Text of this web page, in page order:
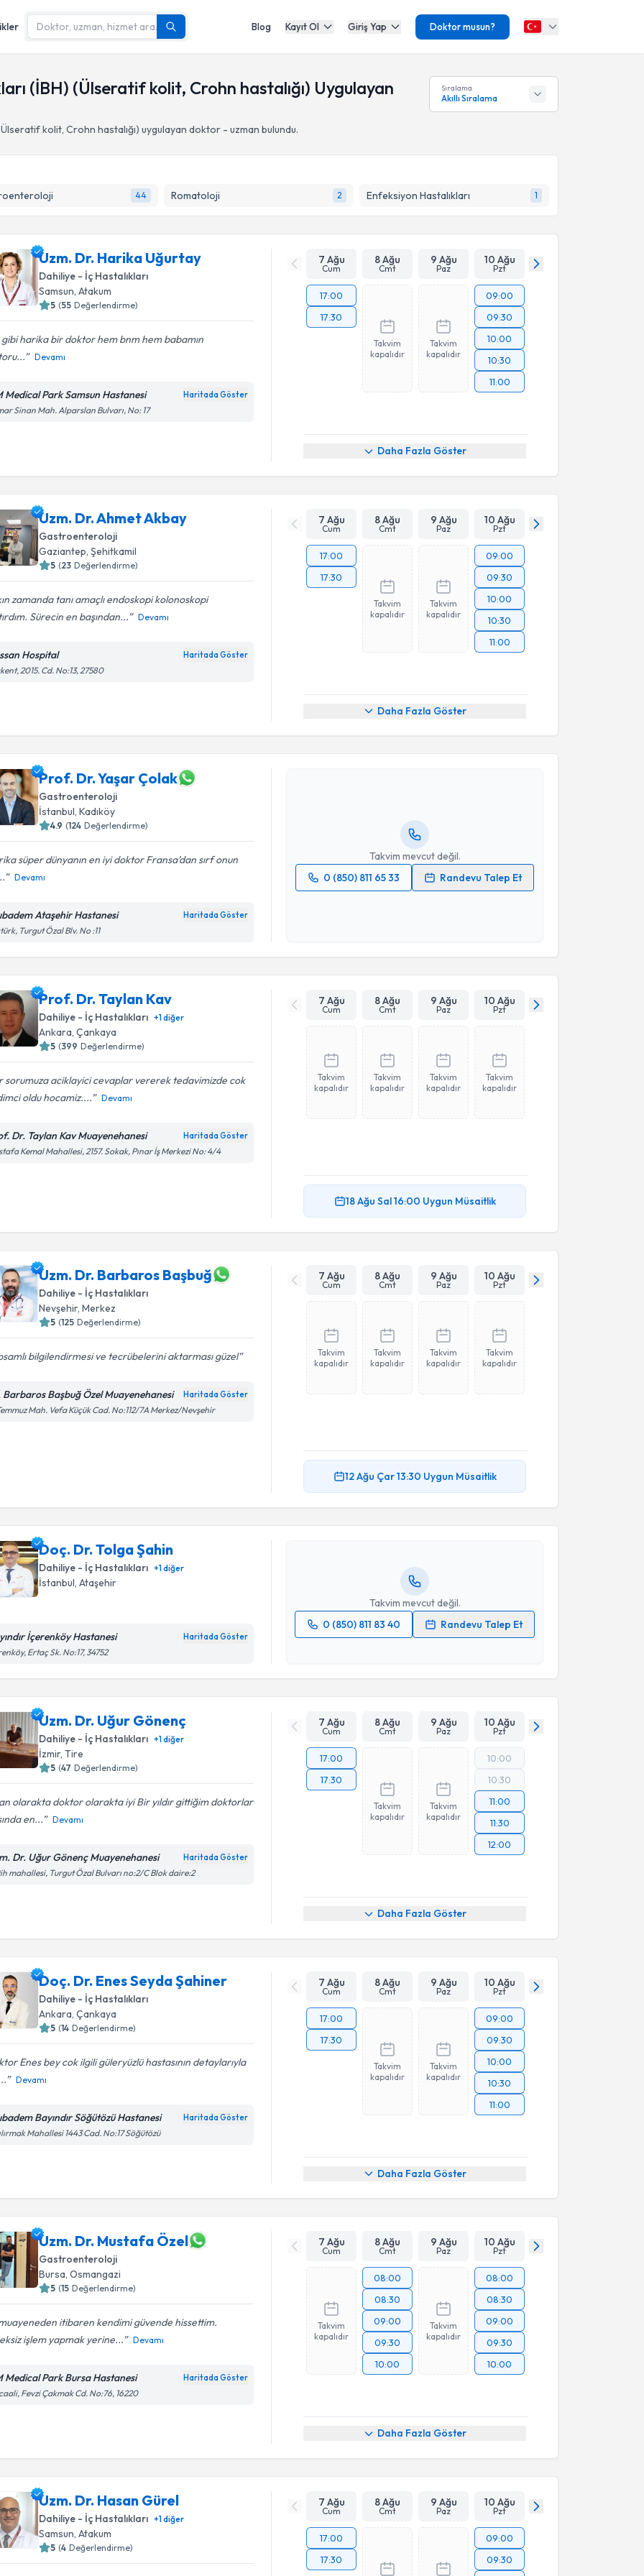
Blog Kayıt Ol Giriş Yap Doktor musun?
(İBH) (Ülseratif kolit, Crohn hastalığı) Uygulayan
kolit, Crohn hastalığı) uygulayan doktor - uzman bulundu.
Sıralama
Akıllı Sıralama
44 Romatoloji 2 Enfeksiyon Hastalıkları 1
Uzm. Dr. Harika Uğurtay
Dahiliye - İç Hastalıkları
Samsun,Atakum
5 (55 Değerlendirme)
gibi harika bir doktor hem bnm hem babamın
Devamı
Medical Park Samsun Hastanesi Haritada Göster
Sinan Mah. Alparslan Bulvarı, No: 17
7 Ağu
Cum
8 Ağu
Cmt
9 Ağu
Paz
10 Ağu
Pzt
17:00
17:30
Takvim
kapalıdır
Takvim
kapalıdır
09:00
09:30
10:00
10:30
11:00
Daha Fazla Göster
Uzm. Dr. Ahmet Akbay
Gastroenteroloji
Gaziantep ,Şehitkamil
5 (23 Değerlendirme)
zamanda tanı amaçlı endoskopi kolonoskopi
Sürecin en başından...
Devamı
Hospital Haritada Göster
2015. Cd. No:13, 27580
7 Ağu
Cum
8 Ağu
Cmt
9 Ağu
Paz
10 Ağu
Pzt
17:00
17:30
Takvim
kapalıdır
Takvim
kapalıdır
09:00
09:30
10:00
10:30
11:00
Daha Fazla Göster
Prof. Dr. Yaşar Çolak
Gastroenteroloji
İstanbul,Kadıköy
4.9 (124 Değerlendirme)
süper dünyanın en iyi doktor Fransa’dan sırf onun
Devamı
Ataşehir Hastanesi Haritada Göster
Turgut Özal Blv. No :11
Takvim mevcut değil.
0 (850) 811 65 33
Randevu Talep Et
Randevu Takvimi Talebi
Prof. Dr. Yaşar Çolak
Takvim Talebini Gönder
Prof. Dr. Taylan Kav
Dahiliye - İç Hastalıkları +1diğer
Ankara,Çankaya
5 (399 Değerlendirme)
sorumuza aciklayici cevaplar vererek tedavimizde cok
oldu hocamiz....
Devamı
Dr. Taylan Kav Muayenehanesi Haritada Göster
Kemal Mahallesi, 2157. Sokak, Pınar İş Merkezi No: 4/4
7 Ağu
Cum
8 Ağu
Cmt
9 Ağu
Paz
10 Ağu
Pzt
Takvim
kapalıdır
Takvim
kapalıdır
Takvim
kapalıdır
Takvim
kapalıdır
18 Ağu Sal16:00 Uygun Müsaitlik
Uzm. Dr. Barbaros Başbuğ
Dahiliye - İç Hastalıkları
Nevşehir,Merkez
5 (125 Değerlendirme)
bilgilendirmesi ve tecrübelerini aktarması güzel
Barbaros Başbuğ Özel Muayenehanesi Haritada Göster
Mah. Vefa Küçük Cad. No:112/7A Merkez/Nevşehir
7 Ağu
Cum
8 Ağu
Cmt
9 Ağu
Paz
10 Ağu
Pzt
Takvim
kapalıdır
Takvim
kapalıdır
Takvim
kapalıdır
Takvim
kapalıdır
12 Ağu Çar13:30 Uygun Müsaitlik
Doç. Dr. Tolga Şahin
Dahiliye - İç Hastalıkları +1diğer
İstanbul,Ataşehir
İçerenköy Hastanesi Haritada Göster
Ertaç Sk. No:17, 34752
Takvim mevcut değil.
0 (850) 811 83 40
Randevu Talep Et
Randevu Takvimi Talebi
işlenmesini kabul ediyorum.
Takvim Talebini Gönder
Uzm. Dr. Uğur Gönenç
Dahiliye - İç Hastalıkları +1diğer
İzmir,Tire
5 (47 Değerlendirme)
olarakta doktor olarakta iyi Bir yıldır gittiğim doktorlar
en...
Devamı
Dr. Uğur Gönenç Muayenehanesi Haritada Göster
mahallesi, Turgut Özal Bulvarı no:2/C Blok daire:2
7 Ağu
Cum
8 Ağu
Cmt
9 Ağu
Paz
10 Ağu
Pzt
17:00
17:30
Takvim
kapalıdır
Takvim
kapalıdır
10:00
10:30
11:00
11:30
12:00
Daha Fazla Göster
Doç. Dr. Enes Seyda Şahiner
Dahiliye - İç Hastalıkları
Ankara ,Çankaya
5 (14 Değerlendirme)
Enes bey cok ilgili güleryüzlü hastasının detaylarıyla
Devamı
Bayındır Söğütözü Hastanesi Haritada Göster
Mahallesi 1443 Cad. No:17 Söğütözü
7 Ağu
Cum
8 Ağu
Cmt
9 Ağu
Paz
10 Ağu
Pzt
17:00
17:30
Takvim
kapalıdır
Takvim
kapalıdır
09:00
09:30
10:00
10:30
11:00
Daha Fazla Göster
Uzm. Dr. Mustafa Özel
Gastroenteroloji
Bursa,Osmangazi
5 (15 Değerlendirme)
itibaren kendimi güvende hissettim.
işlem yapmak yerine...
Devamı
Medical Park Bursa Hastanesi Haritada Göster
Fevzi Çakmak Cd. No:76, 16220
7 Ağu
Cum
8 Ağu
Cmt
9 Ağu
Paz
10 Ağu
Pzt
Takvim
kapalıdır
08:00
08:30
09:00
09:30
10:00
Takvim
kapalıdır
08:00
08:30
09:00
09:30
10:00
Daha Fazla Göster
Uzm. Dr. Hasan Gürel
Dahiliye - İç Hastalıkları +1diğer
Samsun ,Atakum
5 (4 Değerlendirme)
7 Ağu
Cum
8 Ağu
Cmt
9 Ağu
Paz
10 Ağu
Pzt
17:00
17:30
09:00
09:30